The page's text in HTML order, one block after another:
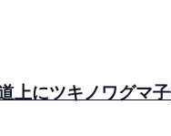
にツキノワグマ